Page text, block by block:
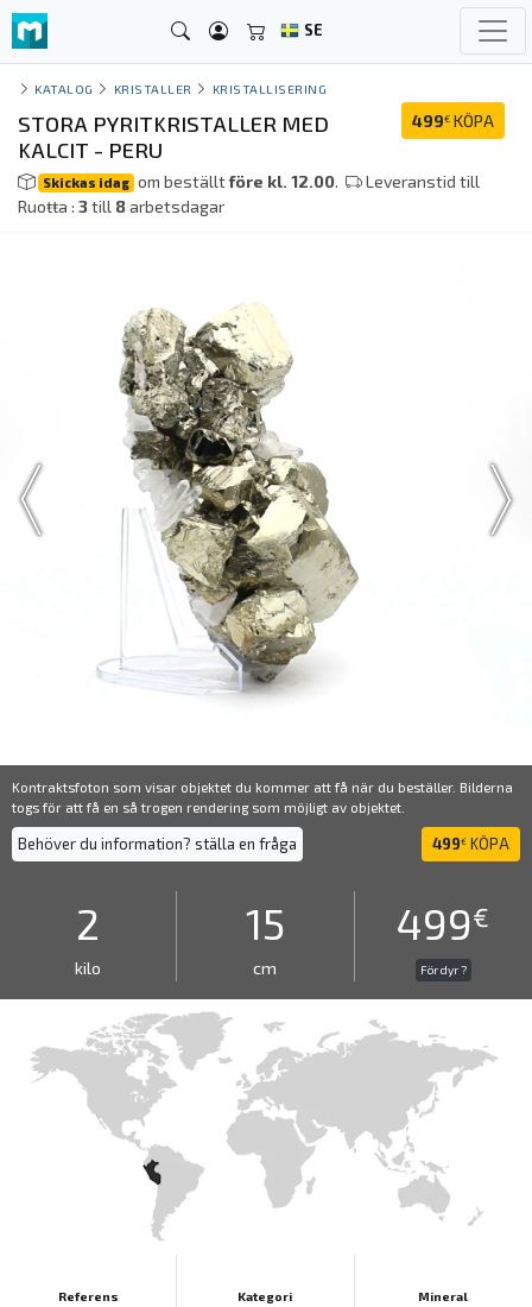
SE
KATALOG KRISTALLER KRISTALLISERING
499€ KÖPA
STORA PYRITKRISTALLER MED
KALCIT - PERU
Skickas idag om beställtföre kl. 12.00.
Leveranstid till
Ruoŧŧa : 3till 8arbetsdagar
Kontraktsfoton som visar objektet du kommer att få när du beställer. Bilderna
togs för att få en så trogen rendering som möjligt av objektet.
Behöver du information? ställa en fråga 499€ KÖPA
2
kilo
15
cm
499€
För dyr ?
Referens Kategori Mineral